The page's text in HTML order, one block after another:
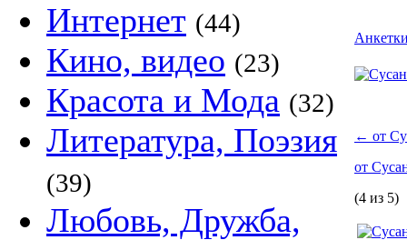
Интернет (44)
Кино, видео (23)
Красота и Мода (32)
Литература, Поэзия
(39)
Любовь, Дружба,
← от
от
(4 из 5)